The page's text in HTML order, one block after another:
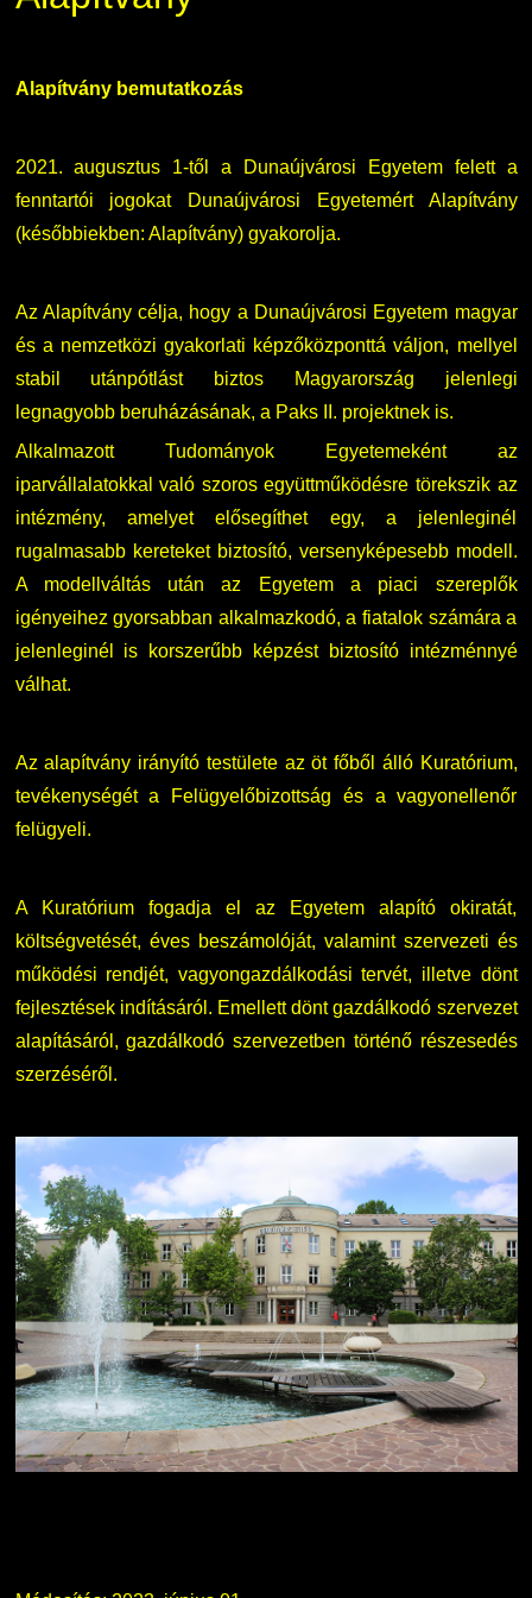
Családbarát Szolgáltató
Ösztöndíjak
Nemzetközi Lehetőségek
Fordítási Szolgáltatások
GY.I.K.
DUE Hallgatói laptop használati segédlet
Kerpely Antal Szakkollégium KASZK
Origó nyelvvizsga
Moodle
Átjelentkezőknek
TDK/Tehetségnap
Online Studium
Képzési Életpályamodell
Atomerőművi Képzési Bázis
Kapcsolat
Telefonkönyv
Intézményi és Tanulmányi Tájékoztató
Alapítvány bemutatkozás
2021. augusztus 1-től a Dunaújvárosi Egyetem felett a
fenntartói jogokat Dunaújvárosi Egyetemért Alapítvány
(későbbiekben: Alapítvány) gyakorolja.
Az Alapítvány célja, hogy a Dunaújvárosi Egyetem magyar
és a nemzetközi gyakorlati képzőközponttá váljon, mellyel
stabil utánpótlást biztos Magyarország jelenlegi
legnagyobb beruházásának, a Paks II. projektnek is.
Alkalmazott Tudományok Egyetemeként az
iparvállalatokkal való szoros együttműködésre törekszik az
intézmény, amelyet elősegíthet egy, a jelenleginél
rugalmasabb kereteket biztosító, versenyképesebb modell.
A modellváltás után az Egyetem a piaci szereplők
igényeihez gyorsabban alkalmazkodó, a fiatalok számára a
jelenleginél is korszerűbb képzést biztosító intézménnyé
válhat.
Az alapítvány irányító testülete az öt főből álló Kuratórium,
tevékenységét a Felügyelőbizottság és a vagyonellenőr
felügyeli.
A Kuratórium fogadja el az Egyetem alapító okiratát,
költségvetését, éves beszámolóját, valamint szervezeti és
működési rendjét, vagyongazdálkodási tervét, illetve dönt
fejlesztések indításáról. Emellett dönt gazdálkodó szervezet
alapításáról, gazdálkodó szervezetben történő részesedés
szerzéséről.